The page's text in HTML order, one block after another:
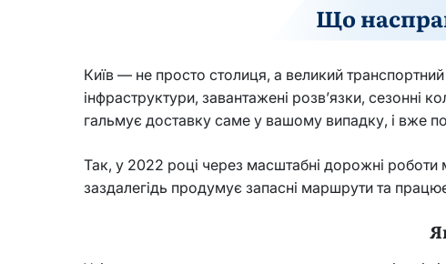
Що
Київ — не просто столиця, а великий
інфраструктури, завантажені розв’язки,
гальмує доставку саме у вашому випадку, і вже
Так, у 2022 році через масштабні дорожні роботи
заздалегідь продумує запасні маршрути та